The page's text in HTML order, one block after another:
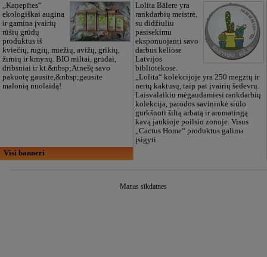
„Kaņepītes“
ekologiškai augina
ir gamina įvairių
rūšių grūdų
produktus iš
kviečių, rugių, miežių, avižų, grikių,
žirnių ir kmynų. BIO miltai, grūdai,
dribsniai ir kt.&nbsp;Atnešę savo
pakuotę gausite,&nbsp;gausite
malonią nuolaidą!
Lolita Bālere yra
rankdarbių meistrė,
su didžiuliu
pasisekimu
eksponuojanti savo
darbus keliose
Latvijos
bibliotekose.
„Lolita“ kolekcijoje yra 250 megztų ir
nertų kaktusų, taip pat įvairių šedevrų.
Laisvalaikiu mėgaudamiesi rankdarbių
kolekcija, parodos savininkė siūlo
gurkšnoti šiltą arbatą ir aromatingą
kavą jaukioje poilsio zonoje. Visus
„Cactus Home“ produktus galima
įsigyti.
Visi banneri
Manas sīkdatnes